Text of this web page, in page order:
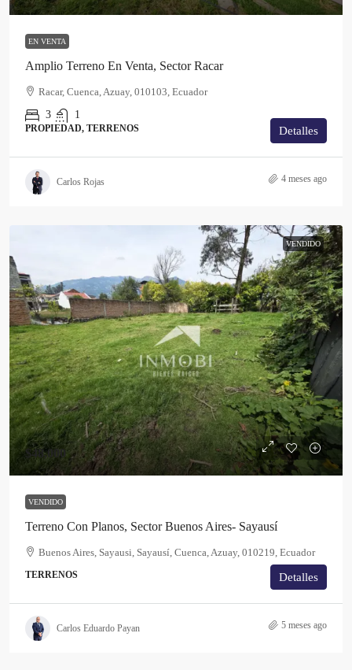
EN VENTA
Amplio Terreno En Venta, Sector Racar
Racar, Cuenca, Azuay, 010103, Ecuador
3
1
PROPIEDAD, TERRENOS Detalles
Carlos Rojas 4 meses ago
VENDIDO
$48,000
VENDIDO
Terreno Con Planos, Sector Buenos Aires- Sayausí
Buenos Aires, Sayausi, Sayausí, Cuenca, Azuay, 010219, Ecuador
TERRENOS Detalles
Carlos Eduardo Payan 5 meses ago